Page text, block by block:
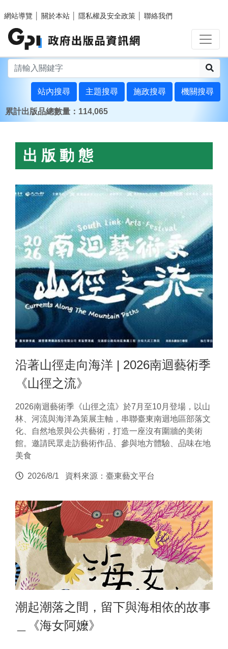
網站導覽
關於本站 隱私權及安全政策 聯絡我們
站內搜尋 主題搜尋 施政搜尋 機關搜尋
累計出版品總數量：114,065
首頁
出版動態
沿著山徑走向海洋 | 2026南迴藝術季
《山徑之流》
2026南迴藝術季《山徑之流》於7月至10月登場，以山
林、河流與海洋為策展主軸，串聯臺東南迴地區部落文
化、自然地景與公共藝術，打造一座沒有圍牆的美術
館。邀請民眾走訪藝術作品、參與地方體驗、品味在地
美食
2026/8/1 資料來源：臺東藝文平台
潮起潮落之間，留下與海相依的故事
＿《海女阿嬤》